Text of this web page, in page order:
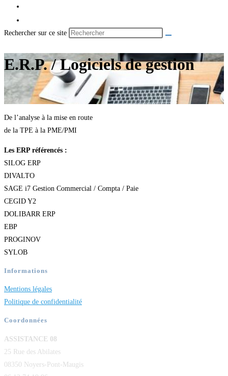
Rechercher sur ce site
E.R.P. / Logiciels de gestion
De l’analyse à la mise en route
de la TPE à la PME/PMI
Les ERP référencés :
SILOG ERP
DIVALTO
SAGE i7 Gestion Commercial / Compta / Paie
CEGID Y2
DOLIBARR ERP
EBP
PROGINOV
SYLOB
Informations
Mentions légales
Politique de confidentialité
Coordonnées
ASSISTANCE 08
25 Rue des Abilates
08350 Noyers-Pont-Maugis